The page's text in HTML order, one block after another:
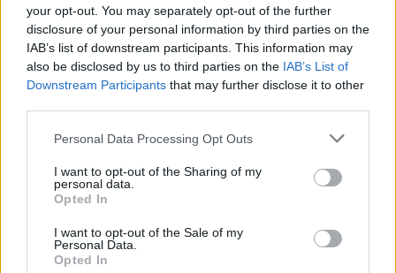
your opt-out. You may separately opt-out of the further
disclosure of your personal information by third parties on the
IAB’s list of downstream participants. This information may
also be disclosed by us to third parties on the IAB’s List of
Downstream Participants that may further disclose it to other
Personal Data Processing Opt Outs
I want to opt-out of the Sharing of my
personal data.
Opted In
I want to opt-out of the Sale of my
Personal Data.
Opted In
Ανεμοι: Μεταβλητοί 3 με 4 και από τις μεσημεριανές